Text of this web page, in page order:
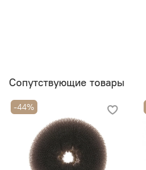
Сопутствующие товары
-44%